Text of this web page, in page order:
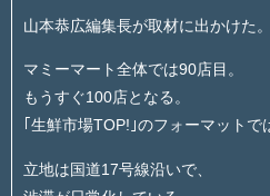
山本恭広編集長が取材に出かけた。
マミーマート全体では90店目。
もうすぐ100店となる。
｢生鮮市場TOP!｣のフォーマットで
立地は国道17号線沿いで、